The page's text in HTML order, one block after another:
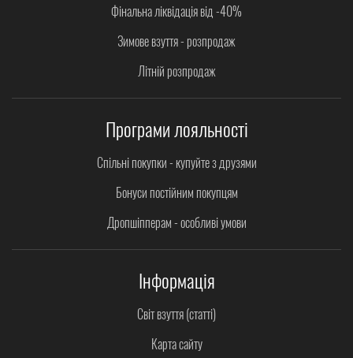
Фінальна ліквідація від -40%
Зимове взуття - розпродаж
Літній розпродаж
Програми лояльності
Спільні покупки - купуйте з друзями
Бонуси постійним покупцям
Дропшіпперам - особливі умови
Інформація
Світ взуття (статті)
Карта сайту